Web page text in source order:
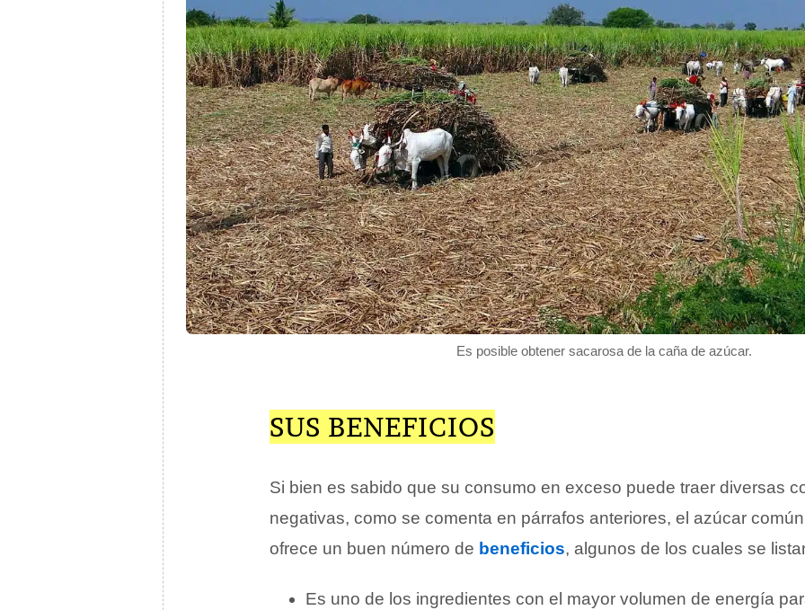
Es posible obtener sacarosa de la caña de azúcar.
SUS BENEFICIOS
Si bien es sabido que su consumo en exceso puede traer diversas
negativas, como se comenta en párrafos anteriores, el azúcar
ofrece un buen número de beneficios, algunos de los cuales se
Es uno de los ingredientes con el mayor volumen de energía